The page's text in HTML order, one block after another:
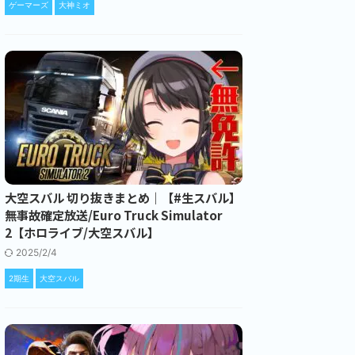
ゲーマーズ 大神ミオ
大空スバル 切り抜きまとめ｜【#生スバル】
無事故確定放送/Euro Truck Simulator
2【ホロライブ/大空スバル】
2025/2/4
2期生 大空スバル